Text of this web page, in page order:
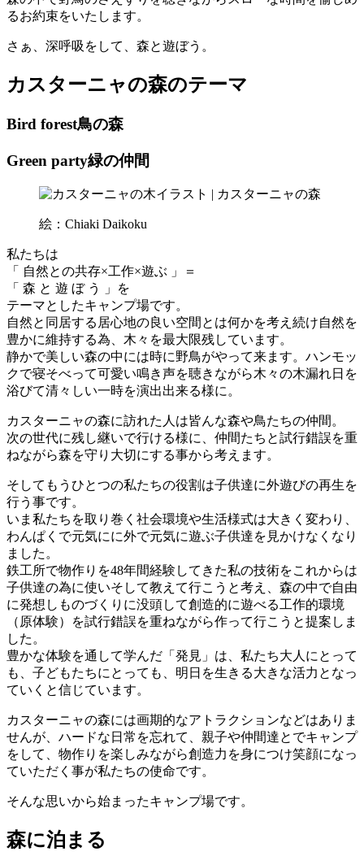
るお約束をいたします。
さぁ、深呼吸をして、森と遊ぼう。
カスターニャの森のテーマ
Bird forest鳥の森
Green party緑の仲間
絵：Chiaki Daikoku
私たちは
「 自然との共存×工作×遊ぶ 」＝
「 森 と 遊 ぼ う 」を
テーマとしたキャンプ場です。
自然と同居する居心地の良い空間とは何かを考え続け自然を
豊かに維持する為、木々を最大限残しています。
静かで美しい森の中には時に野鳥がやって来ます。ハンモッ
クで寝そべって可愛い鳴き声を聴きながら木々の木漏れ日を
浴びて清々しい一時を演出出来る様に。
カスターニャの森に訪れた人は皆んな森や鳥たちの仲間。
次の世代に残し継いで行ける様に、仲間たちと試行錯誤を重
ねながら森を守り大切にする事から考えます。
そしてもうひとつの私たちの役割は子供達に外遊びの再生を
行う事です。
いま私たちを取り巻く社会環境や生活様式は大きく変わり、
わんぱくで元気にに外で元気に遊ぶ子供達を見かけなくなり
ました。
鉄工所で物作りを48年間経験してきた私の技術をこれからは
子供達の為に使いそして教えて行こうと考え、森の中で自由
に発想しものづくりに没頭して創造的に遊べる工作的環境
（原体験）を試行錯誤を重ねながら作って行こうと提案しま
した。
豊かな体験を通して学んだ「発見」は、私たち大人にとって
も、子どもたちにとっても、明日を生きる大きな活力となっ
ていくと信じています。
カスターニャの森には画期的なアトラクションなどはありま
せんが、ハードな日常を忘れて、親子や仲間達とでキャンプ
をして、物作りを楽しみながら創造力を身につけ笑顔になっ
ていただく事が私たちの使命です。
そんな思いから始まったキャンプ場です。
森に泊まる